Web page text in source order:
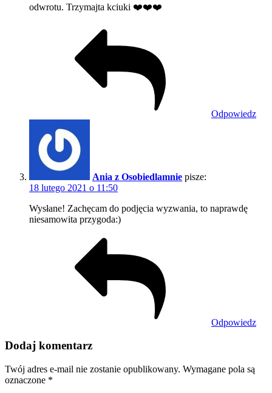
odwrotu. Trzymajta kciuki ❤️❤️❤️
Odpowiedz
Ania z Osobiedlamnie pisze:
18 lutego 2021 o 11:50
Wysłane! Zachęcam do podjęcia wyzwania, to naprawdę
niesamowita przygoda:)
Odpowiedz
Dodaj komentarz
Twój adres e-mail nie zostanie opublikowany. Wymagane pola są
oznaczone *